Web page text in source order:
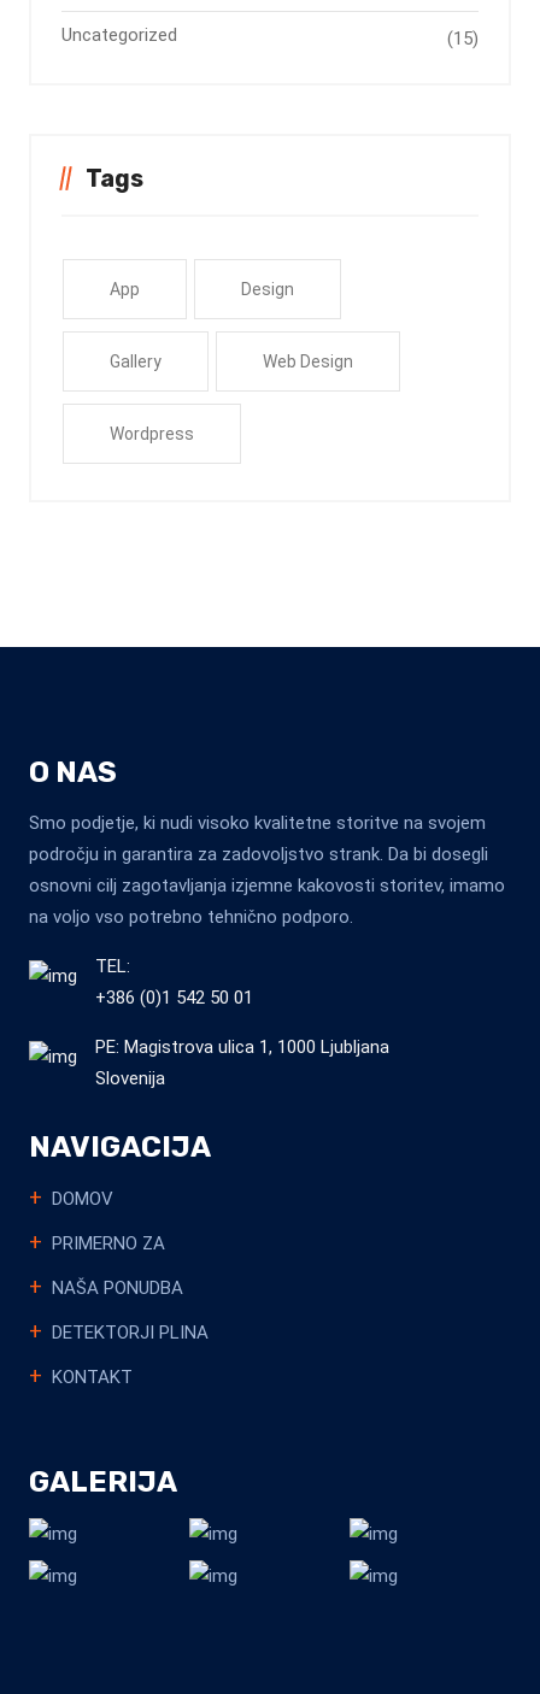
Uncategorized (15)
Tags
App Design
Gallery Web Design
Wordpress
O NAS
Smo podjetje, ki nudi visoko kvalitetne storitve na svojem
področju in garantira za zadovoljstvo strank. Da bi dosegli
osnovni cilj zagotavljanja izjemne kakovosti storitev, imamo
na voljo vso potrebno tehnično podporo.
TEL:
+386 (0)1 542 50 01
PE: Magistrova ulica 1, 1000 Ljubljana
Slovenija
NAVIGACIJA
DOMOV
PRIMERNO ZA
NAŠA PONUDBA
DETEKTORJI PLINA
KONTAKT
GALERIJA